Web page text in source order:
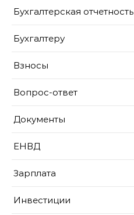
Бухгалтерская отчетность
Бухгалтеру
Взносы
Вопрос-ответ
Документы
ЕНВД
Зарплата
Инвестиции